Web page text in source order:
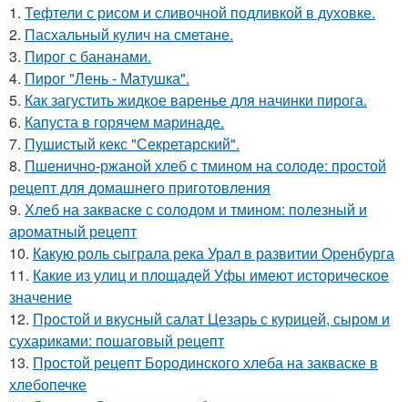
1. Тефтели с рисом и сливочной подливкой в духовке.
2. Пасхальный кулич на сметане.
3. Пирог с бананами.
4. Пирог "Лень - Матушка".
5. Как загустить жидкое варенье для начинки пирога.
6. Капуста в горячем маринаде.
7. Пушистый кекс "Секретарский".
8. Пшенично-ржаной хлеб с тмином на солоде: простой
рецепт для домашнего приготовления
9. Хлеб на закваске с солодом и тмином: полезный и
ароматный рецепт
10. Какую роль сыграла река Урал в развитии Оренбурга
11. Какие из улиц и площадей Уфы имеют историческое
значение
12. Простой и вкусный салат Цезарь с курицей, сыром и
сухариками: пошаговый рецепт
13. Простой рецепт Бородинского хлеба на закваске в
хлебопечке